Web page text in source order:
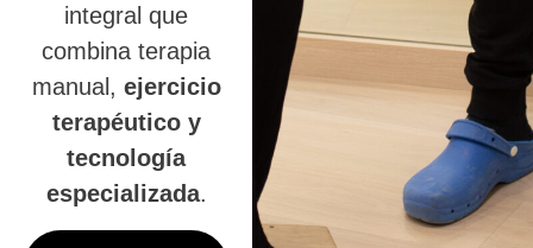
integral que
combina terapia
manual, ejercicio
terapéutico y
tecnología
especializada.